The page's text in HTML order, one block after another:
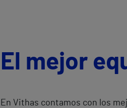
El mejor
En Vithas contamos con los